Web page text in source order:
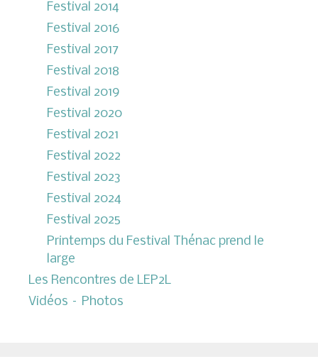
Festival 2014
Festival 2016
Festival 2017
Festival 2018
Festival 2019
Festival 2020
Festival 2021
Festival 2022
Festival 2023
Festival 2024
Festival 2025
Printemps du Festival Thénac prend le
large
Les Rencontres de LEP2L
Vidéos – Photos